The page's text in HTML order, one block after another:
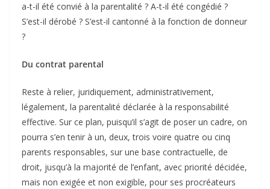
a-t-il été convié à la parentalité ? A-t-il été congédié ?
S’est-il dérobé ? S’est-il cantonné à la fonction de donneur
?
Du contrat parental
Reste à relier, juridiquement, administrativement,
légalement, la parentalité déclarée à la responsabilité
effective. Sur ce plan, puisqu’il s’agit de poser un cadre, on
pourra s’en tenir à un, deux, trois voire quatre ou cinq
parents responsables, sur une base contractuelle, de
droit, jusqu’à la majorité de l’enfant, avec priorité décidée,
mais non exigée et non exigible, pour ses procréateurs